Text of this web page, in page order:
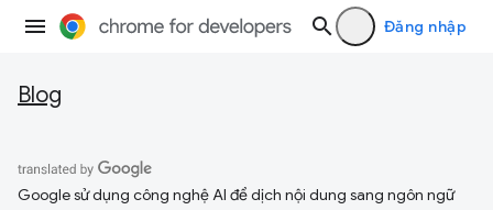
Đăng nhập
Blog
Google sử dụng công nghệ AI để dịch nội dung sang ngôn ngữ